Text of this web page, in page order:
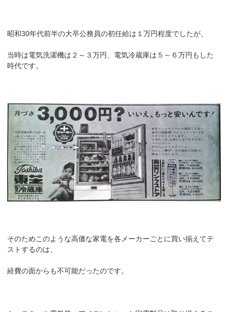
昭和30年代前半の大卒公務員の初任給は１万円程度でしたが、
当時は電気洗濯機は２～３万円、電気冷蔵庫は５～６万円もした
時代です。
そのためこのような高価な家電を各メーカーごとに買い揃えてテ
ストするのは、
経費の面からも不可能だったのです。